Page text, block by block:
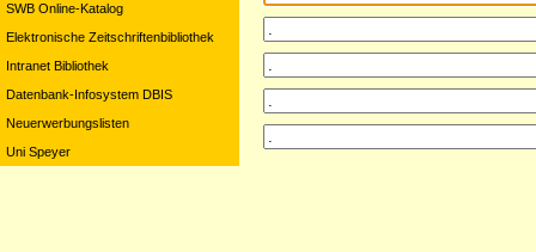
SWB Online-Katalog
Elektronische Zeitschriftenbibliothek
Intranet Bibliothek
Datenbank-Infosystem DBIS
Neuerwerbungslisten
Uni Speyer